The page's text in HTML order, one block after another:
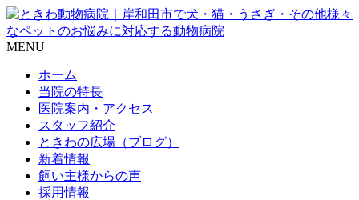
MENU
ホーム
当院の特長
医院案内・アクセス
スタッフ紹介
ときわの広場（ブログ）
新着情報
飼い主様からの声
採用情報